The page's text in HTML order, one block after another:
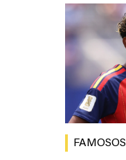
FAMOSOS